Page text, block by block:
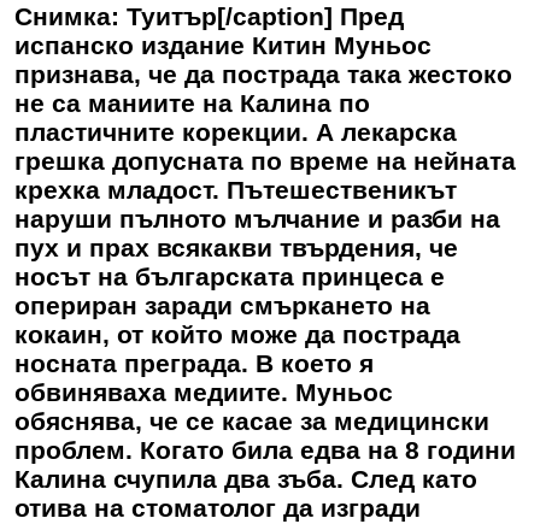
Снимка: Туитър[/caption] Пред
испанско издание Китин Муньос
признава, че да пострада така жестоко
не са маниите на Калина по
пластичните корекции. А лекарска
грешка допусната по време на нейната
крехка младост. Пътешественикът
наруши пълното мълчание и разби на
пух и прах всякакви твърдения, че
носът на българската принцеса е
опериран заради смъркането на
кокаин, от който може да пострада
носната преграда. В което я
обвиняваха медиите. Муньос
обяснява, че се касае за медицински
проблем. Когато била едва на 8 години
Калина счупила два зъба. След като
отива на стоматолог да изгради